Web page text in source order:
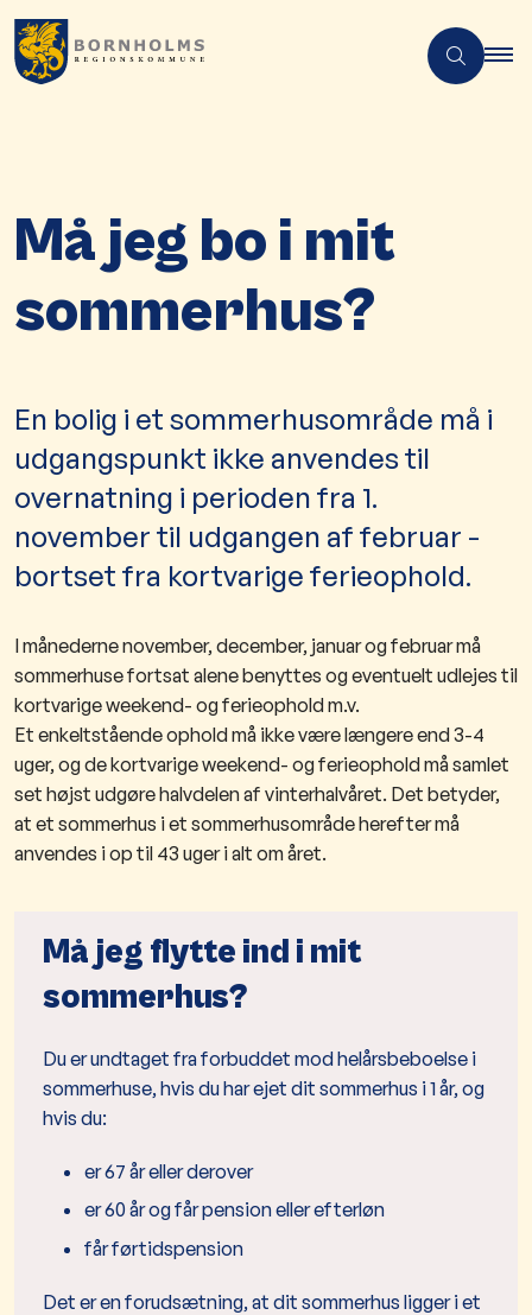
Må jeg bo i mit
sommerhus?
En bolig i et sommerhusområde må i
udgangspunkt ikke anvendes til
overnatning i perioden fra 1.
november til udgangen af februar -
bortset fra kortvarige ferieophold.
I månederne november, december, januar og februar må
sommerhuse fortsat alene benyttes og eventuelt udlejes til
kortvarige weekend- og ferieophold m.v.
Et enkeltstående ophold må ikke være længere end 3-4
uger, og de kortvarige weekend- og ferieophold må samlet
set højst udgøre halvde­len af vinterhalvåret. Det betyder,
at et sommerhus i et sommerhusområde herefter må
anvendes i op til 43 uger i alt om året.
Må jeg flytte ind i mit
sommerhus?
Du er undtaget fra forbuddet mod helårsbeboelse i
sommerhuse, hvis du har ejet dit sommerhus i 1 år, og
hvis du:
er 67 år eller derover
er 60 år og får pension eller efterløn
får førtidspension
Det er en forudsætning, at dit sommerhus ligger i et